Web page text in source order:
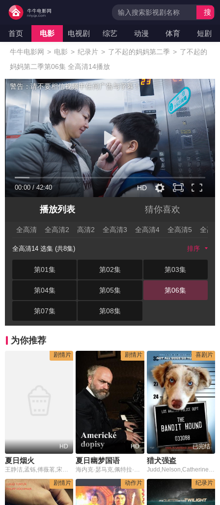
首页 电影 电视剧 综艺 动漫 体育 短剧
搜
牛牛电影网 > 电影 > 纪录片 > 了不起的妈妈第二季 > 了不起的
妈妈第二季第06集 全高清14播放
00:00 / 42:40 HD
警告：请不要相信视频中任何广告与字幕！
播放列表 猜你喜欢
全高清 全高清2 高清2 全高清3 全高清4 全高清5 全高
全高清14 选集 (共8集) 排序
第01集 第02集 第03集
第04集 第05集 第06集
第07集 第08集
为你推荐
剧情片
HD
夏日烟火
王静洁,孟铄,傅薇茗,宋子晓
剧情片
HD
夏日幽梦国语
海内克·瑟马克,佩特拉·斯帕尔科瓦,索娜·诺丽瑟瓦,瓦拉德米尔·贾沃尔斯基,彼得·西米德
喜剧片
已完结
猎犬强盗
Judd,Nelson,Catherine,Bell,Lou,Ferrigno,Nicholas,Alexander
剧情片
动作片 纪录片